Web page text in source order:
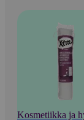
Kosmetiikka ja